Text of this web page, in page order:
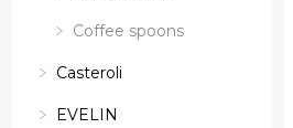
Coffee spoons
Casteroli
EVELIN